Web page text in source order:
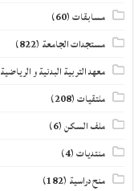
مسابقات(60)
مستجدات الجامعة (822)
معهد التربية البدنية و الرياضية
ملتقيات(208)
ملف السكن(6)
منتديات(4)
منح دراسية (182)